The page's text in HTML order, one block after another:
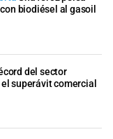
biodiésel al gasoil
del sector
superávit comercial